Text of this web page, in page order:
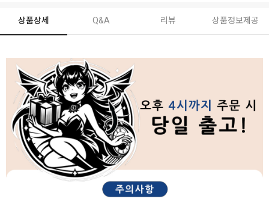
상품상세 Q&A 리뷰 상품정보제공